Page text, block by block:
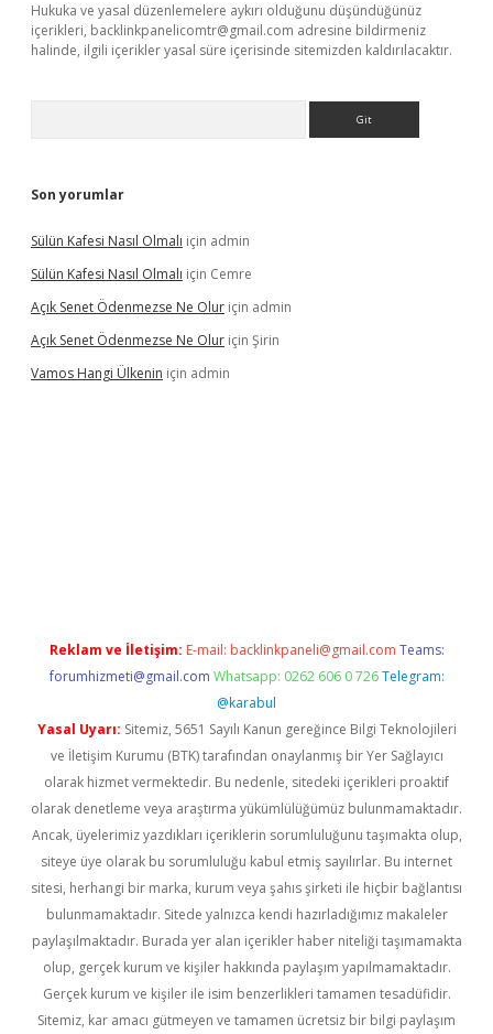
Hukuka ve yasal düzenlemelere aykırı olduğunu düşündüğünüz
içerikleri, backlinkpanelicomtr@gmail.com adresine bildirmeniz
halinde, ilgili içerikler yasal süre içerisinde sitemizden kaldırılacaktır.
Son yorumlar
Sülün Kafesi Nasıl Olmalı için admin
Sülün Kafesi Nasıl Olmalı için Cemre
Açık Senet Ödenmezse Ne Olur için admin
Açık Senet Ödenmezse Ne Olur için Şirin
Vamos Hangi Ülkenin için admin
Reklam ve İletişim: E-mail: backlinkpaneli@gmail.com Teams:
forumhizmeti@gmail.com Whatsapp: 0262 606 0 726 Telegram:
@karabul
Yasal Uyarı: Sitemiz, 5651 Sayılı Kanun gereğince Bilgi Teknolojileri
ve İletişim Kurumu (BTK) tarafından onaylanmış bir Yer Sağlayıcı
olarak hizmet vermektedir. Bu nedenle, sitedeki içerikleri proaktif
olarak denetleme veya araştırma yükümlülüğümüz bulunmamaktadır.
Ancak, üyelerimiz yazdıkları içeriklerin sorumluluğunu taşımakta olup,
siteye üye olarak bu sorumluluğu kabul etmiş sayılırlar. Bu internet
sitesi, herhangi bir marka, kurum veya şahıs şirketi ile hiçbir bağlantısı
bulunmamaktadır. Sitede yalnızca kendi hazırladığımız makaleler
paylaşılmaktadır. Burada yer alan içerikler haber niteliği taşımamakta
olup, gerçek kurum ve kişiler hakkında paylaşım yapılmamaktadır.
Gerçek kurum ve kişiler ile isim benzerlikleri tamamen tesadüfidir.
Sitemiz, kar amacı gütmeyen ve tamamen ücretsiz bir bilgi paylaşım